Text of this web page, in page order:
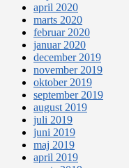
april 2020
marts 2020
februar 2020
januar 2020
december 2019
november 2019
oktober 2019
september 2019
august 2019
juli 2019
juni 2019
maj 2019
april 2019